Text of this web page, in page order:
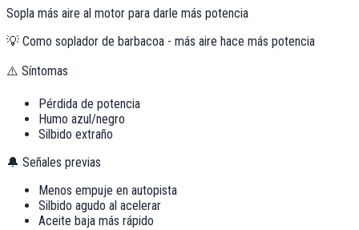
Sopla más aire al motor para darle más potencia
💡 Como soplador de barbacoa - más aire hace más potencia
⚠️ Síntomas
Pérdida de potencia
Humo azul/negro
Silbido extraño
🔔 Señales previas
Menos empuje en autopista
Silbido agudo al acelerar
Aceite baja más rápido